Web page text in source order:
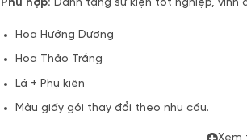
Phù hợp: Dành tặng sự kiện tốt nghiệp, vinh
Hoa Hướng Dương
Hoa Thảo Trắng
Lá + Phụ kiện
Màu giấy gói thay đổi theo nhu cầu.